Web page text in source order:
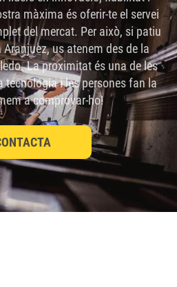
màxima és oferir-te el servei
del mercat. Per això, si patiu
us atenem des de la
La proximitat és una de les
tecnologia i les persones fan la
a comprovar-ho!